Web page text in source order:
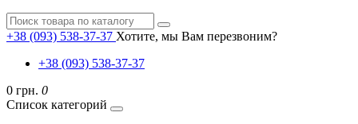
+38 (093) 538-37-37 Хотите, мы Вам перезвоним?
+38 (093) 538-37-37
0 грн. 0
Список категорий